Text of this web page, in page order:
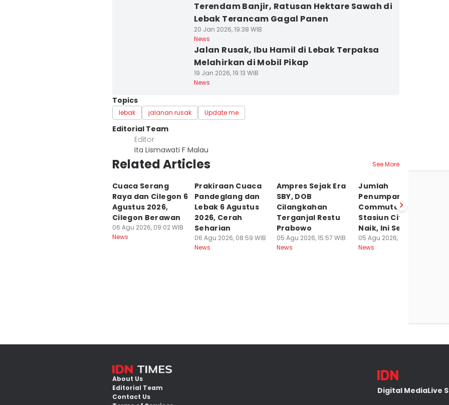
Terendam Banjir, Ratusan Hektare Sawah di
Lebak Terancam Gagal Panen
20 Jan 2026, 19:38 WIB
News
Jalan Rusak, Ibu Hamil di Lebak Terpaksa
Melahirkan di Mobil Pikap
19 Jan 2026, 19:13 WIB
News
Topics
lebak jalanan rusak Update me
Editorial Team
Editor
Ita Lismawati F Malau
Related Articles See More
Cuaca Serang
Raya dan Cilegon 6
Agustus 2026,
Cilegon Berawan
06 Agu 2026, 09:02 WIB
News
Prakiraan Cuaca
Pandeglang dan
Lebak 6 Agustus
2026, Cerah
Seharian
06 Agu 2026, 08:59 WIB
News
Ampres Sejak Era
SBY, DOB
Cilangkahan
Terganjal Restu
Prabowo
05 Agu 2026, 15:57 WIB
News
Jumlah
Penumpang
Commuter Line
Stasiun Citeras
Naik, Ini Sebabnya
05 Agu 2026, 14:49 WIB
News
About Us
Editorial Team
Contact Us
Digital MediaLive